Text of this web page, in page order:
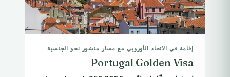
إقامة في الاتحاد الأوروبي مع مسار منشور نحو الجنسية:
Portugal Golden Visa